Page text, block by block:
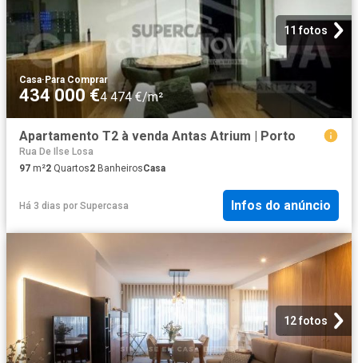
11 fotos
Casa· Para Comprar
434 000 €4 474 €/m²
Apartamento T2 à venda Antas Atrium | Porto
Rua De Ilse Losa
97 m²2 Quartos2 BanheirosCasa
Há 3 dias por Supercasa Infos do anúncio
12 fotos